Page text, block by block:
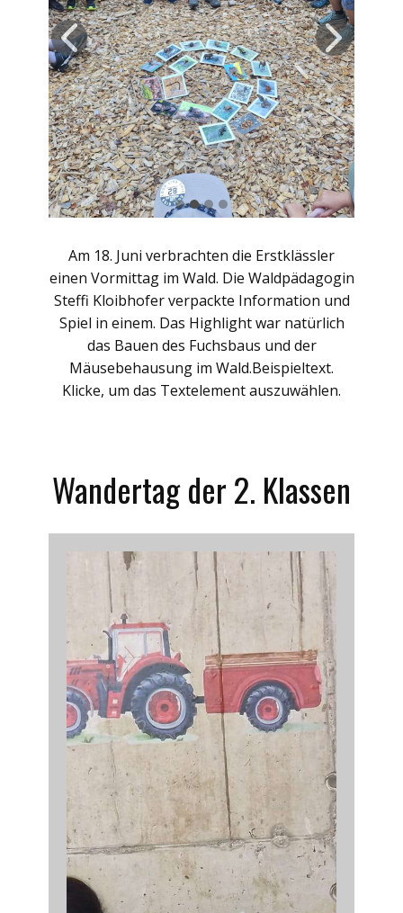
Am 18. Juni verbrachten die Erstklässler
einen Vormittag im Wald. Die Waldpädagogin
Steffi Kloibhofer verpackte Information und
Spiel in einem. Das Highlight war natürlich
das Bauen des Fuchsbaus und der
Mäusebehausung im Wald.Beispieltext.
Klicke, um das Textelement auszuwählen.
Wandertag der 2. Klassen